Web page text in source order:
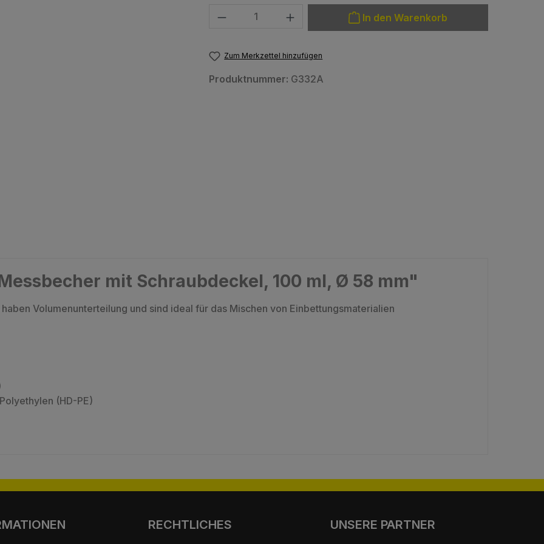
Produkt Anzahl: Gib den gewünschten Wert ein oder benutze die
In den Warenkorb
Zum Merkzettel hinzufügen
Produktnummer: G332A
mit Schraubdeckel, 100 ml, Ø 58 mm"
Volumenunterteilung und sind ideal für das Mischen von Einbettungsmaterialien
(HD-PE)
RECHTLICHES UNSERE PARTNER